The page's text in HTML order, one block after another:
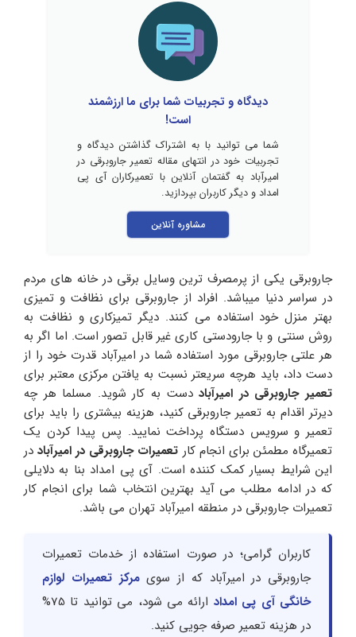
دیدگاه و تجربیات شما برای ما ارزشمند
است!
شما می توانید با به اشتراک گذاشتن دیدگاه و
تجربیات خود در انتهای مقاله تعمیر جاروبرقی در
امیرآباد به گفتمان آنلاین با تعمیرکاران آی پی
امداد و دیگر کاربران بپردازید.
مشاوره آنلاین
جاروبرقی یکی از پرمصرف ترین وسایل برقی در خانه های مردم
در سراسر دنیا میباشد. افراد از جاروبرقی برای نظافت و تمیزی
بهتر منزل خود استفاده می کنند. دیگر تمیزکاری و نظافت به
روش سنتی و با جارودستی کاری غیر قابل تصور است. اما اگر به
هر علتی جاروبرقی مورد استفاده شما در امیرآباد قدرت خود را از
دست داد، باید هرچه سریعتر نسبت به یافتن مرکزی معتبر برای
تعمیر جاروبرقی در امیرآباددست به کار شوید. مسلما هر چه
دیرتر اقدام به تعمیر جاروبرقی کنید، هزینه بیشتری را باید برای
تعمیر و سرویس دستگاه پرداخت نمایید. پس پیدا کردن یک
تعمیرگاه مطمئن برای انجام کار تعمیرات جاروبرقی در امیرآباددر
این شرایط بسیار کمک کننده است. آی پی امداد بنا به دلایلی
که در ادامه مطلب می آید بهترین انتخاب شما برای انجام کار
تعمیرات جاروبرقی در منطقه امیرآباد تهران می باشد.
کاربران گرامی؛ در صورت استفاده از خدمات تعمیرات
جاروبرقی در امیرآباد که از سویمرکز تعمیرات لوازم
خانگی آی پی امداد
ارائه می شود، می توانید تا 75%
در هزینه تعمیر صرفه جویی کنید.